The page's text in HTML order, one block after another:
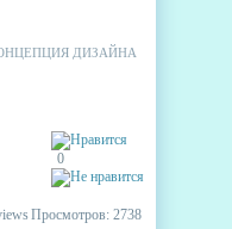
ДИЗАЙНА
0
Просмотров: 2738